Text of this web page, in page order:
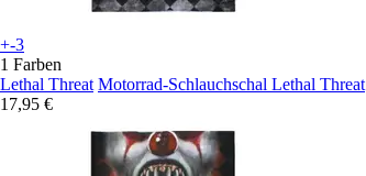
+-3
1 Farben
Lethal Threat Motorrad-Schlauchschal Lethal Threat
17,95 €